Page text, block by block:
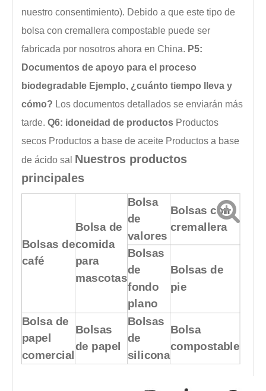
nuestro consentimiento). Debido a que este tipo de
bolsa con cremallera compostable puede ser
fabricada por nosotros ahora en China. P5:
Documentos de apoyo para el proceso
biodegradable Ejemplo, ¿cuánto tiempo lleva y
cómo? Los documentos detallados se enviarán más
tarde. Q6: idoneidad de productos Productos
secos Productos a base de aceite Productos a base
de ácido sal Nuestros productos
principales
Bolsas de
café
Bolsa de
comida
para
mascotas
Bolsa
de
valores
Bolsas con
cremallera
Bolsas
de
fondo
plano
Bolsas de
pie
Bolsa de
papel
comercial
Bolsas
de papel
Bolsas
de
silicona
Bolsa
compostable